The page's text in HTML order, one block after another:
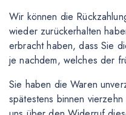
Wir können die
wieder zurückerhalten
erbracht haben, dass Sie
je nachdem, welches der
Sie haben die Waren
spätestens binnen